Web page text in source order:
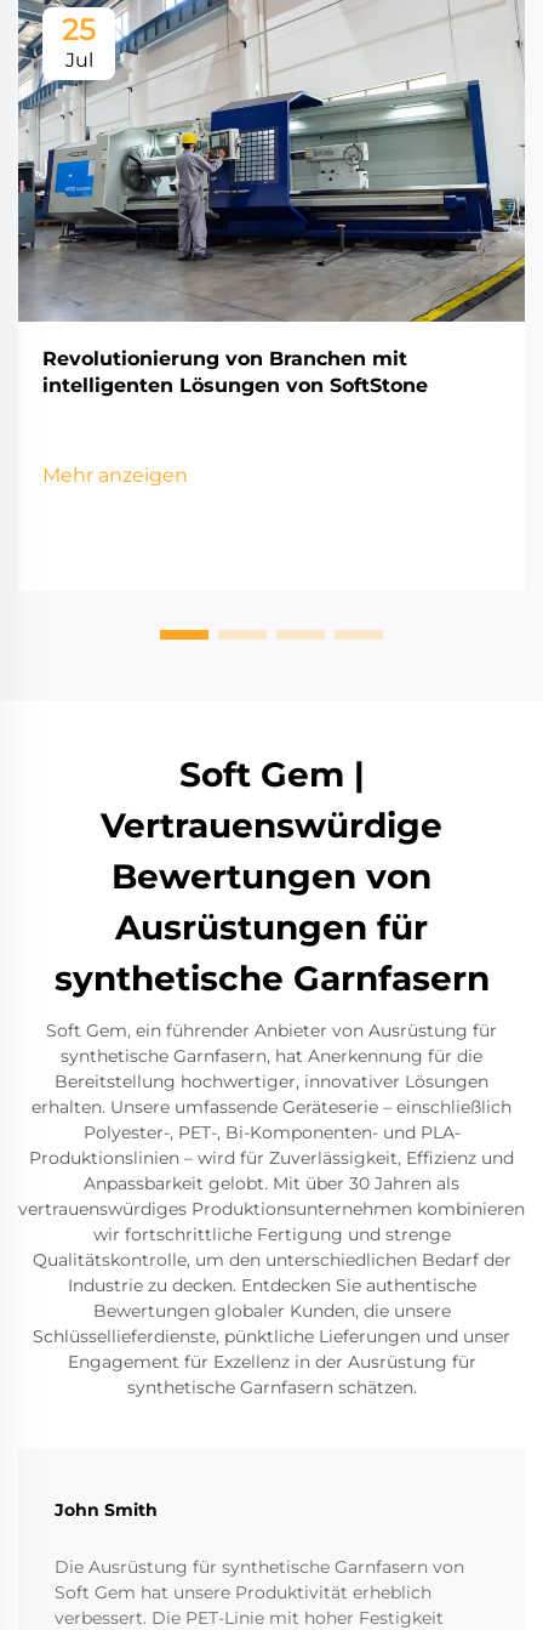
25
Jul
Revolutionierung von Branchen mit
intelligenten Lösungen von SoftStone
Mehr anzeigen
Soft Gem |
Vertrauenswürdige
Bewertungen von
Ausrüstungen für
synthetische Garnfasern
Soft Gem, ein führender Anbieter von Ausrüstung für
synthetische Garnfasern, hat Anerkennung für die
Bereitstellung hochwertiger, innovativer Lösungen
erhalten. Unsere umfassende Geräteserie – einschließlich
Polyester-, PET-, Bi-Komponenten- und PLA-
Produktionslinien – wird für Zuverlässigkeit, Effizienz und
Anpassbarkeit gelobt. Mit über 30 Jahren als
vertrauenswürdiges Produktionsunternehmen kombinieren
wir fortschrittliche Fertigung und strenge
Qualitätskontrolle, um den unterschiedlichen Bedarf der
Industrie zu decken. Entdecken Sie authentische
Bewertungen globaler Kunden, die unsere
Schlüssellieferdienste, pünktliche Lieferungen und unser
Engagement für Exzellenz in der Ausrüstung für
synthetische Garnfasern schätzen.
John Smith
Die Ausrüstung für synthetische Garnfasern von
Soft Gem hat unsere Produktivität erheblich
verbessert. Die PET-Linie mit hoher Festigkeit